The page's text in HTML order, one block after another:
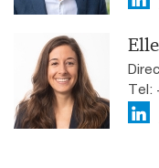
Tel: